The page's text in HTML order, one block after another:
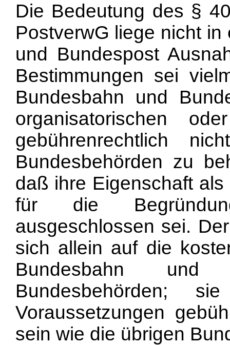
Die Bedeutung des §
PostverwG liege nicht
und Bundespost
Bestimmungen sei
Bundesbahn und
organisatorischen
gebührenrechtlich
Bundesbehörden zu
daß ihre Eigenschaft
für die
ausgeschlossen sei.
sich allein auf die
Bundesbahn
Bundesbehörden;
Voraussetzungen
sein wie die übrigen